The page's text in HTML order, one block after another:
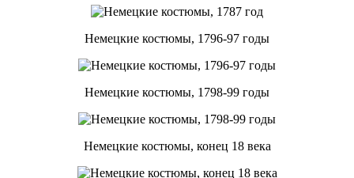
Немецкие костюмы, 1796-97 годы
Немецкие костюмы, 1798-99 годы
Немецкие костюмы, конец 18 века